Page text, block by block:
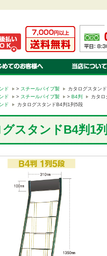
ナル 注文のながれ
ナル 書体・色見本
ナル 対応ソフト
ル 入稿の方法・種類特定商取引に関す
プライバシーポリ
ド > スチールパイプ製
カタログスタン
ド
> スチールパイプ製 > B4判
カタ
ド
カタログスタンドB4判1列5段
スタンドB4判1